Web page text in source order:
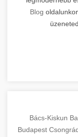
Blog
Bács-Kiskun
Budapest